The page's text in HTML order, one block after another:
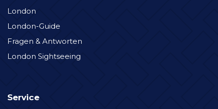
London
London-Guide
Fragen & Antworten
London Sightseeing
Service